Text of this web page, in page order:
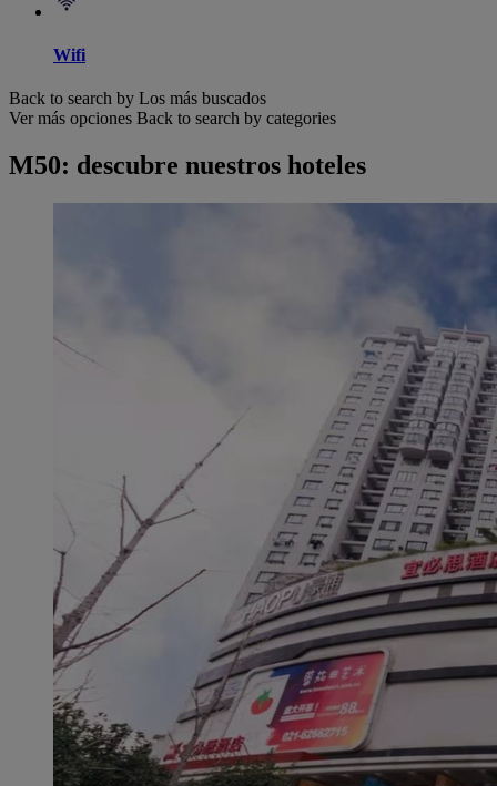
Wifi
Back to search by Los más buscados
Ver más opciones Back to search by categories
M50: descubre nuestros hoteles